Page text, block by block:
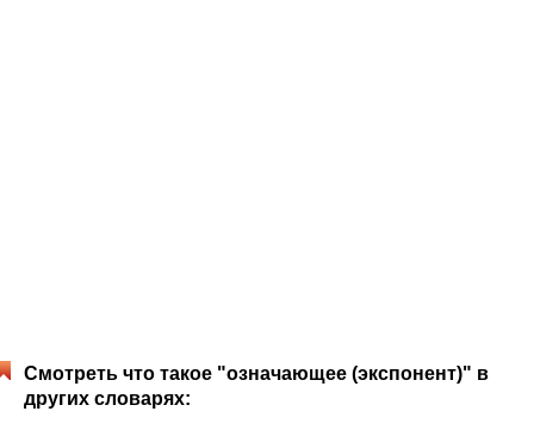
Смотреть что такое "означающее (экспонент)" в
других словарях: